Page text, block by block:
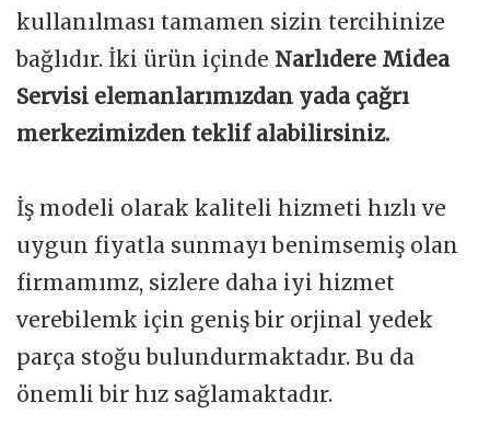
kullanılması tamamen sizin tercihinize
bağlıdır. İki ürün içinde Narlıdere Midea
Servisi elemanlarımızdan yada çağrı
merkezimizden teklif alabilirsiniz.
İş modeli olarak kaliteli hizmeti hızlı ve
uygun fiyatla sunmayı benimsemiş olan
firmamımz, sizlere daha iyi hizmet
verebilemk için geniş bir orjinal yedek
parça stoğu bulundurmaktadır. Bu da
önemli bir hız sağlamaktadır.